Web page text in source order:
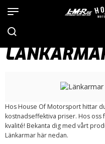
Länkarmar
Hos House Of Motorsport hittar
kostnadseffektiva priser. Hos oss
kvalité! Bekanta dig med vårt
Länkarmar här nedan.